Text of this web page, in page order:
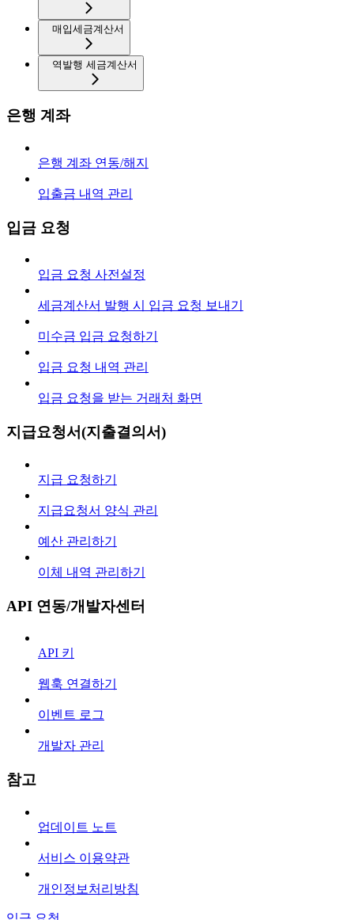
매입세금계산서
역발행 세금계산서
은행 계좌
은행 계좌 연동/해지
입출금 내역 관리
입금 요청
입금 요청 사전설정
세금계산서 발행 시 입금 요청 보내기
미수금 입금 요청하기
입금 요청 내역 관리
입금 요청을 받는 거래처 화면
지급요청서(지출결의서)
지급 요청하기
지급요청서 양식 관리
예산 관리하기
이체 내역 관리하기
API 연동/개발자센터
API 키
웹훅 연결하기
이벤트 로그
개발자 관리
참고
업데이트 노트
서비스 이용약관
개인정보처리방침